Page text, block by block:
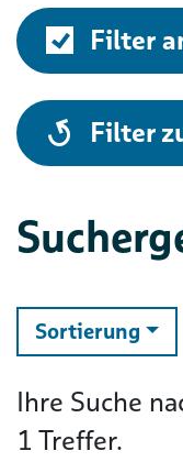
Filter
alle
Filter
Sortierung
Ihre Suche
1 Treffer.